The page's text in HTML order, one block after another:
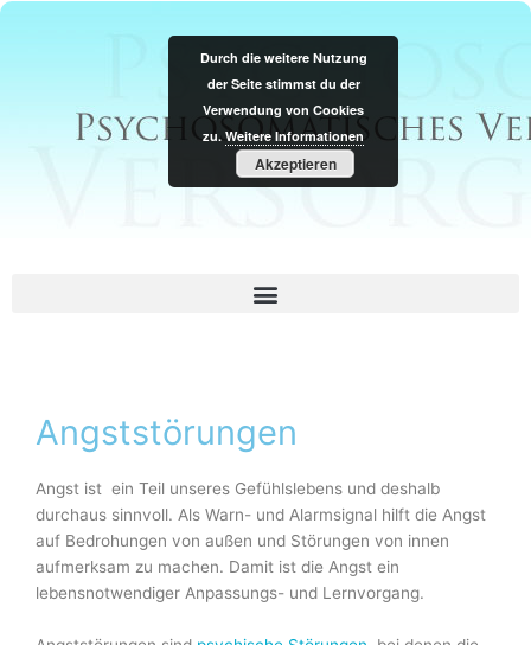
Zum
Angststörungen
Angst ist ein Teil unseres Gefühlslebens und deshalb
durchaus sinnvoll. Als Warn- und Alarmsignal hilft die Angst
auf Bedrohungen von außen und Störungen von innen
aufmerk­sam zu machen. Damit ist die Angst ein
lebensnotwendiger Anpassungs- und Lernvorgang.
Durch die weitere Nutzung
der Seite stimmst du der
Verwendung von Cookies
zu. Weitere Informationen
Akzeptieren